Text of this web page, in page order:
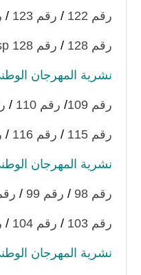
رقم 122 / رقم 123 /
رقم 128 / رقم 128 sp
نشرية المهرجان
رقم 109 / رقم 110 /
رقم 115 / رقم 116 /
نشرية المهرجان
رقم 98 / رقم 99 / رقم
رقم 103 / رقم 104 /
نشرية المهرجان